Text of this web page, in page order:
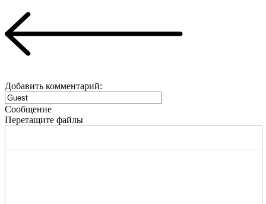
Добавить комментарий:
Сообщение
Перетащите файлы